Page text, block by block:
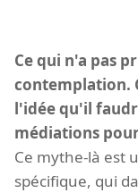
Ce qui n'a pas
contemplation.
l'idée qu'il
médiations
Ce mythe-là est
spécifique, qui